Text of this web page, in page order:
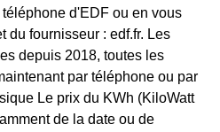
d'EDF ou en vous
du fournisseur : edf.fr. Les
depuis 2018, toutes les
par téléphone ou par
Le prix du KWh (KiloWatt
de la date ou de